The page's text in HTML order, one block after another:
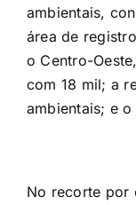
ambientais,
área de
o Centro-
com 18 mil; a
ambientais; e
No recorte por